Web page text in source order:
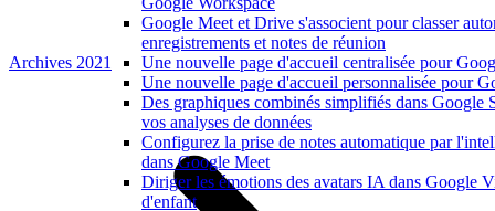
Google Meet et Drive s'associent pour classer
enregistrements et notes de réunion
Une nouvelle page d'accueil centralisée pour
Une nouvelle page d'accueil personnalisée pour
Des graphiques combinés simplifiés dans Google
vos analyses de données
Configurez la prise de notes automatique par
dans Google Meet
Diriger les émotions des avatars IA dans Google
d'enfant
Archives 2021